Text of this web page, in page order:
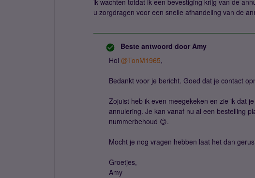
ik wachten totdat ik een bevestiging krijg van de
u zorgdragen voor een snelle afhandeling van de
Beste antwoord door Amy
Hoi @TonM1965,
Bedankt voor je bericht. Goed dat je contact
Zojuist heb ik even meegekeken en zie ik dat
annulering. Je kan vanaf nu al een bestelling
nummerbehoud 😊.
Mocht je nog vragen hebben laat het dan
Groetjes,
Amy